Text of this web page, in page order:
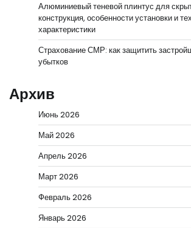
Алюминиевый теневой плинтус для
конструкция, особенности установки и
характеристики
Страхование СМР: как защитить
убытков
Архив
Июнь 2026
Май 2026
Апрель 2026
Март 2026
Февраль 2026
Январь 2026